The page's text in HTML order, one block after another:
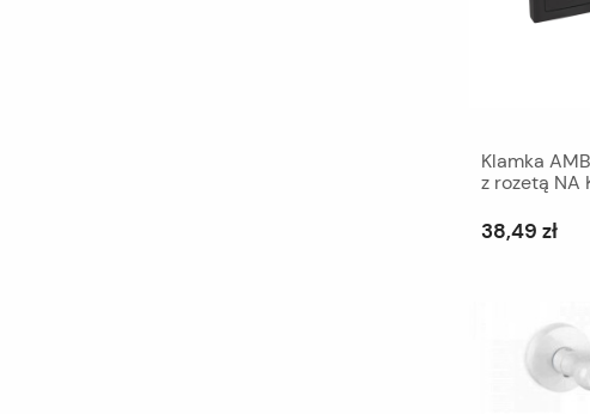
Klamka
z rozetą NA
38,49 zł